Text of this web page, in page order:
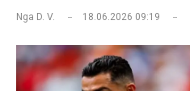
Nga D. V. 18.06.2026 09:19